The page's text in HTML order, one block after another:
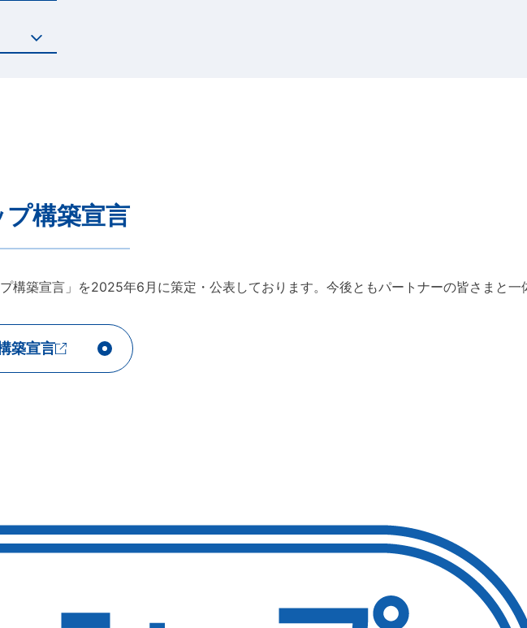
構築宣言
築宣言」を2025年6月に策定・公表しております。今後ともパートナーの皆さまと
築宣言